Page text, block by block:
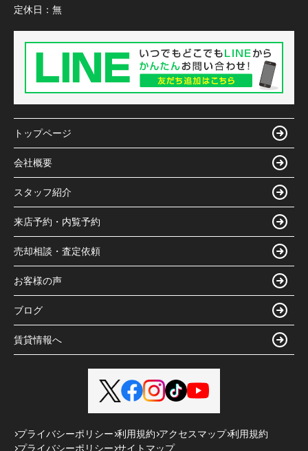
定休日： 無
トップページ
会社概要
スタッフ紹介
来店予約・内覧予約
売却相談・査定依頼
お客様の声
ブログ
賃貸情報へ
プライバシーポリシー 利用規約 アクセスマップ 利用規約
プライバシーポリシー サイトマップ